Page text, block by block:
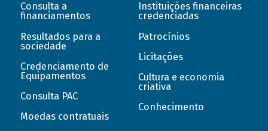
Consulta a
financiamentos
Resultados para a
sociedade
Credenciamento de
Equipamentos
Consulta PAC
Moedas contratuais
Instituições financeiras
credenciadas
Patrocínios
Licitações
Cultura e economia
criativa
Conhecimento